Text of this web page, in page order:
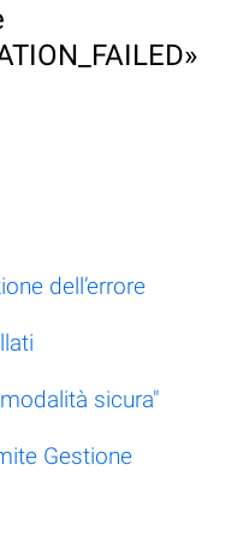
dell’errore
sicura"
Gestione